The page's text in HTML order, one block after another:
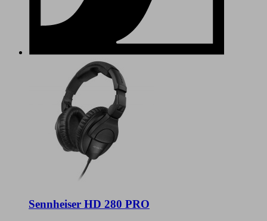
Sennheiser HD 280 PRO